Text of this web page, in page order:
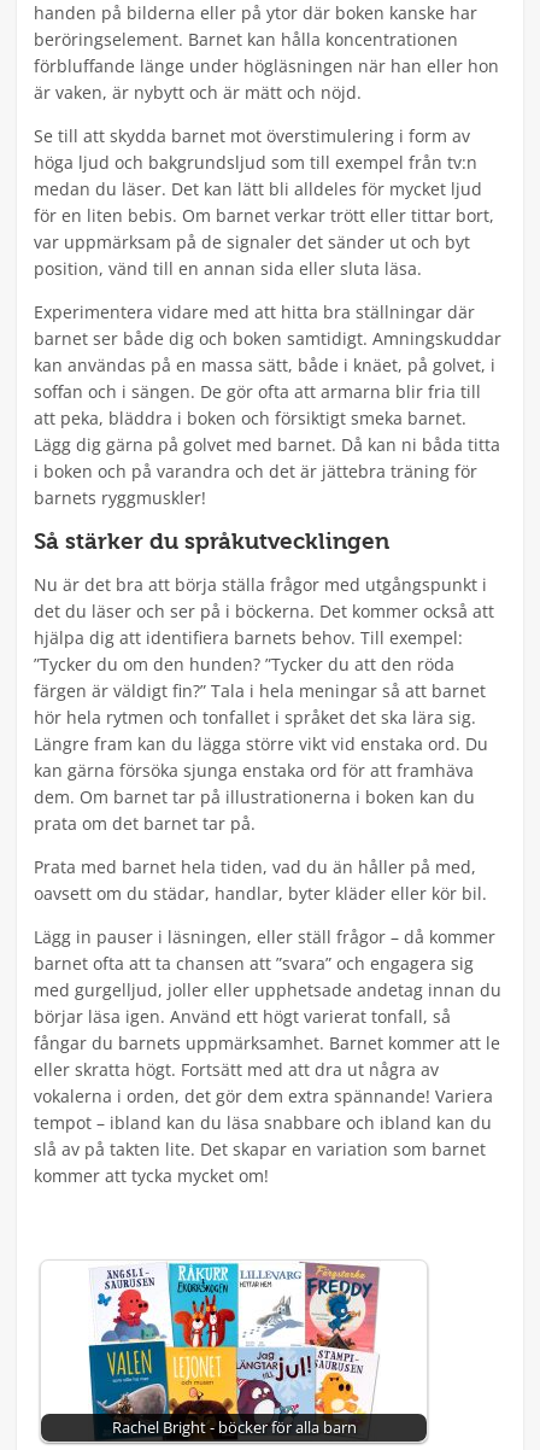
handen på bilderna eller på ytor där boken kanske har
beröringselement. Barnet kan hålla koncentrationen
förbluffande länge under högläsningen när han eller hon
är vaken, är nybytt och är mätt och nöjd.
Se till att skydda barnet mot överstimulering i form av
höga ljud och bakgrundsljud som till exempel från tv:n
medan du läser. Det kan lätt bli alldeles för mycket ljud
för en liten bebis. Om barnet verkar trött eller tittar bort,
var uppmärksam på de signaler det sänder ut och byt
position, vänd till en annan sida eller sluta läsa.
Experimentera vidare med att hitta bra ställningar där
barnet ser både dig och boken samtidigt. Amningskuddar
kan användas på en massa sätt, både i knäet, på golvet, i
soffan och i sängen. De gör ofta att armarna blir fria till
att peka, bläddra i boken och försiktigt smeka barnet.
Lägg dig gärna på golvet med barnet. Då kan ni båda titta
i boken och på varandra och det är jättebra träning för
barnets ryggmuskler!
Så stärker du språkutvecklingen
Nu är det bra att börja ställa frågor med utgångspunkt i
det du läser och ser på i böckerna. Det kommer också att
hjälpa dig att identifiera barnets behov. Till exempel:
”Tycker du om den hunden? ”Tycker du att den röda
färgen är väldigt fin?” Tala i hela meningar så att barnet
hör hela rytmen och tonfallet i språket det ska lära sig.
Längre fram kan du lägga större vikt vid enstaka ord. Du
kan gärna försöka sjunga enstaka ord för att framhäva
dem. Om barnet tar på illustrationerna i boken kan du
prata om det barnet tar på.
Prata med barnet hela tiden, vad du än håller på med,
oavsett om du städar, handlar, byter kläder eller kör bil.
Lägg in pauser i läsningen, eller ställ frågor – då kommer
barnet ofta att ta chansen att ”svara” och engagera sig
med gurgelljud, joller eller upphetsade andetag innan du
börjar läsa igen. Använd ett högt varierat tonfall, så
fångar du barnets uppmärksamhet. Barnet kommer att le
eller skratta högt. Fortsätt med att dra ut några av
vokalerna i orden, det gör dem extra spännande! Variera
tempot – ibland kan du läsa snabbare och ibland kan du
slå av på takten lite. Det skapar en variation som barnet
kommer att tycka mycket om!
Rachel Bright - böcker för alla barn